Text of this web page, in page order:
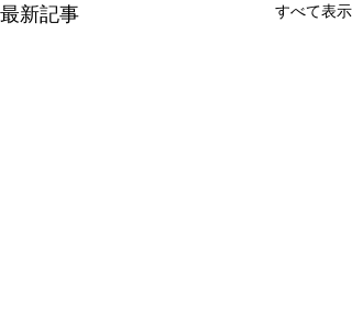
最新記事 すべて表示